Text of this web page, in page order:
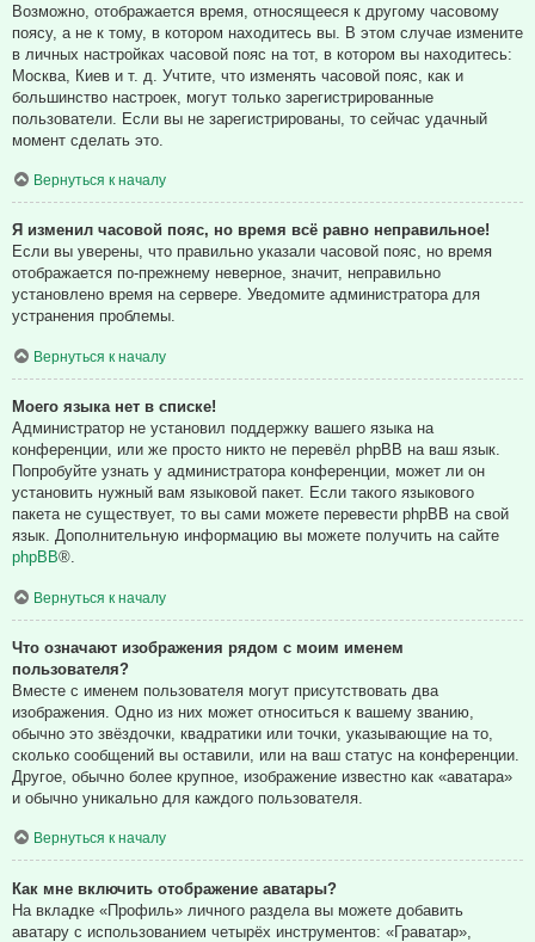
Возможно, отображается время, относящееся к другому часовому
поясу, а не к тому, в котором находитесь вы. В этом случае измените
в личных настройках часовой пояс на тот, в котором вы находитесь:
Москва, Киев и т. д. Учтите, что изменять часовой пояс, как и
большинство настроек, могут только зарегистрированные
пользователи. Если вы не зарегистрированы, то сейчас удачный
момент сделать это.
Вернуться к началу
Я изменил часовой пояс, но время всё равно неправильное!
Если вы уверены, что правильно указали часовой пояс, но время
отображается по-прежнему неверное, значит, неправильно
установлено время на сервере. Уведомите администратора для
устранения проблемы.
Вернуться к началу
Моего языка нет в списке!
Администратор не установил поддержку вашего языка на
конференции, или же просто никто не перевёл phpBB на ваш язык.
Попробуйте узнать у администратора конференции, может ли он
установить нужный вам языковой пакет. Если такого языкового
пакета не существует, то вы сами можете перевести phpBB на свой
язык. Дополнительную информацию вы можете получить на сайте
phpBB®.
Вернуться к началу
Что означают изображения рядом с моим именем
пользователя?
Вместе с именем пользователя могут присутствовать два
изображения. Одно из них может относиться к вашему званию,
обычно это звёздочки, квадратики или точки, указывающие на то,
сколько сообщений вы оставили, или на ваш статус на конференции.
Другое, обычно более крупное, изображение известно как «аватара»
и обычно уникально для каждого пользователя.
Вернуться к началу
Как мне включить отображение аватары?
На вкладке «Профиль» личного раздела вы можете добавить
аватару с использованием четырёх инструментов: «Граватар»,